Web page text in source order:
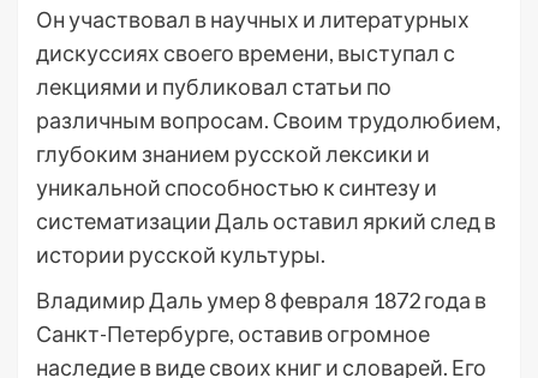
Он участвовал в научных и литературных
дискуссиях своего времени, выступал с
лекциями и публиковал статьи по
различным вопросам. Своим трудолюбием,
глубоким знанием русской лексики и
уникальной способностью к синтезу и
систематизации Даль оставил яркий след в
истории русской культуры.
Владимир Даль умер 8 февраля 1872 года в
Санкт-Петербурге, оставив огромное
наследие в виде своих книг и словарей. Его